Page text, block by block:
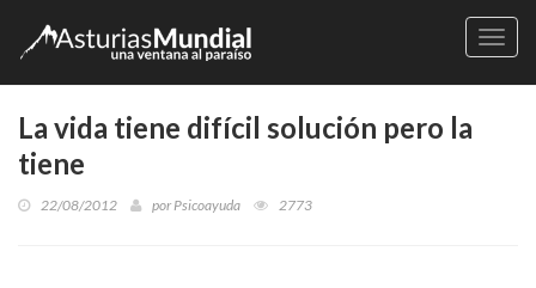
La vida tiene difícil solución pero la
tiene
22/08/2012 porPsicoayuda 2773